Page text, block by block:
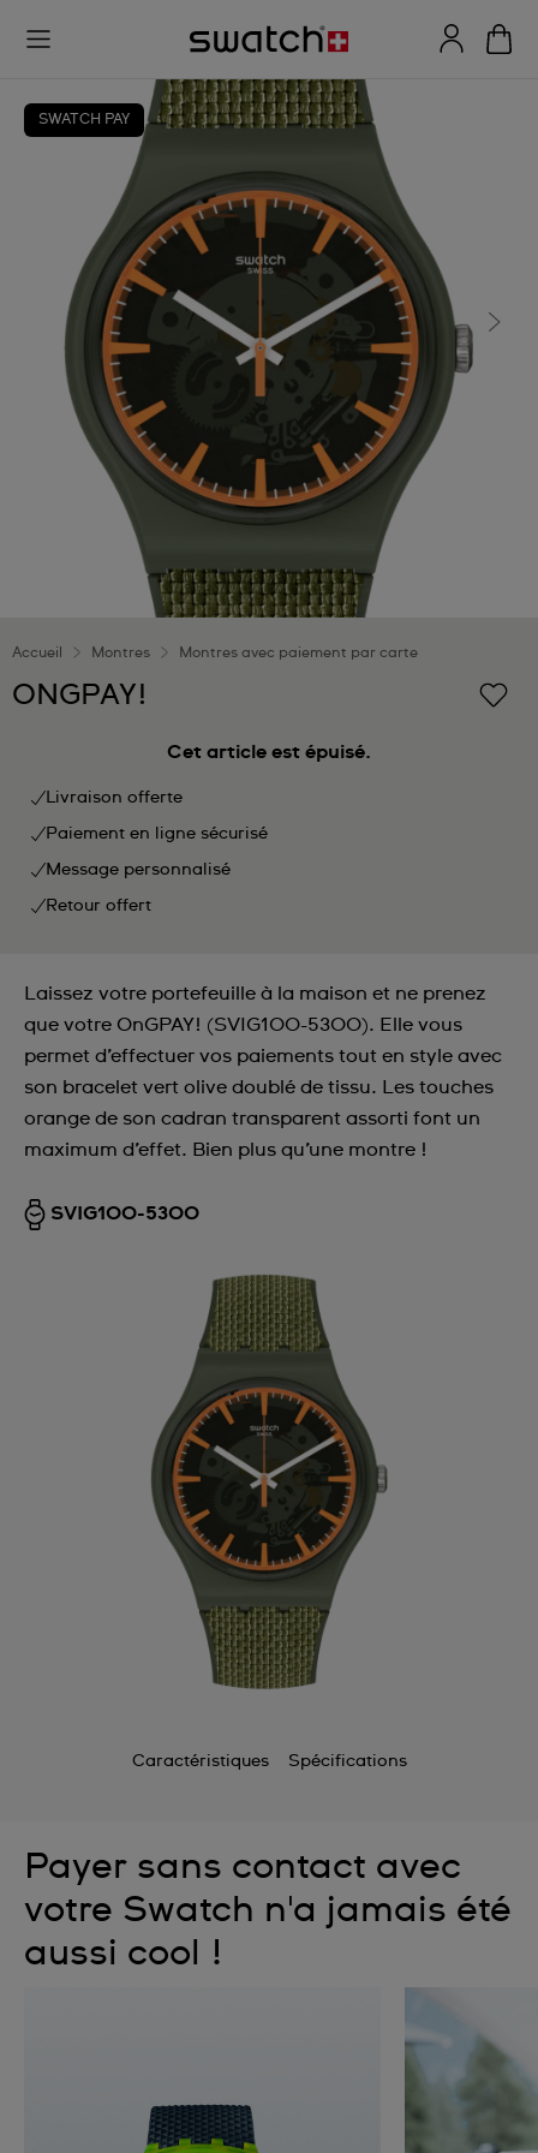
SWATCH PAY
Accueil Montres Montres avec paiement par carte
ONGPAY!
Cet article est épuisé.
Livraison offerte
Paiement en ligne sécurisé
Message personnalisé
Retour offert
Laissez votre portefeuille à la maison et ne prenez
que votre OnGPAY! (SVIG100-5300). Elle vous
permet d’effectuer vos paiements tout en style avec
son bracelet vert olive doublé de tissu. Les touches
orange de son cadran transparent assorti font un
maximum d’effet. Bien plus qu’une montre !
SVIG100-5300
Caractéristiques Spécifications
Payer sans contact avec
votre Swatch n'a jamais été
aussi cool !